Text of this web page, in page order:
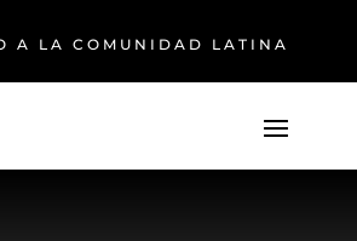
A LA COMUNIDAD LATINA